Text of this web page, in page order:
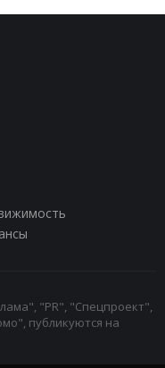
"PR", "Спецпроект",
публикуются на